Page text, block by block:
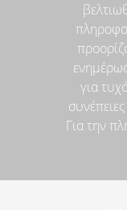
για
Για την